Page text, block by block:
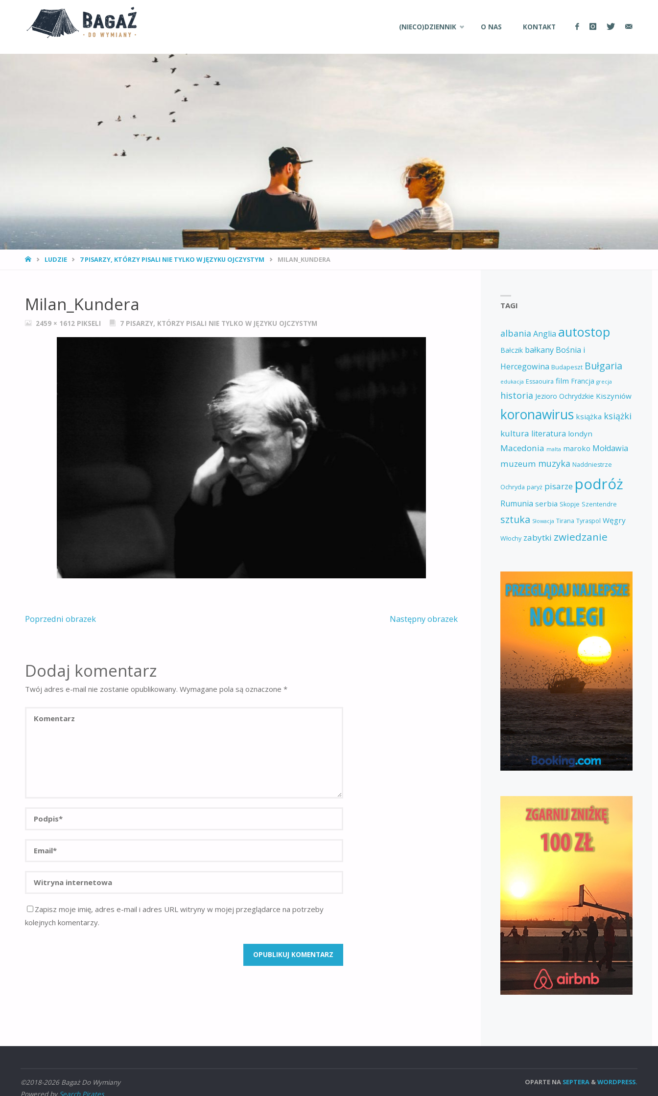
(NIECO)DZIENNIK O NAS KONTAKT
STRONA
LUDZIE 7 PISARZY, KTÓRZY PISALI NIE TYLKO W JĘZYKU OJCZYSTYM MILAN_KUNDERA
Milan_Kundera
PEŁNY2459 × 1612 PIKSELI 7 PISARZY, KTÓRZY PISALI NIE TYLKO W JĘZYKU OJCZYSTYM
Poprzedni obrazek Następny obrazek
Dodaj komentarz
Twój adres e-mail nie zostanie opublikowany. Wymagane pola są oznaczone*
Zapisz moje imię, adres e-mail i adres URL witryny w mojej przeglądarce na potrzeby
kolejnych komentarzy.
TAGI
albania Anglia autostop
Bałczik bałkany Bośnia i
Hercegowina Budapeszt Bułgaria
edukacja Essaouira film Francja grecja
historia Jezioro Ochrydzkie Kiszyniów
koronawirus książka książki
kultura literatura londyn
Macedonia malta maroko Mołdawia
muzeum muzyka Naddniestrze
Ochryda paryż pisarze podróż
Rumunia serbia Skopje Szentendre
sztuka Słowacja Tirana Tyraspol Węgry
Włochy zabytki zwiedzanie
©2018-2026 Bagaż Do Wymiany
Powered by Search Pirates
OPARTE NA SEPTERA &WORDPRESS.